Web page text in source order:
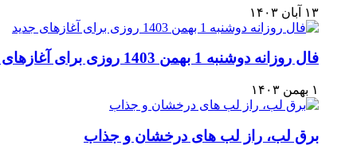
۱۳ آبان ۱۴۰۳
فال روزانه دوشنبه 1 بهمن 1403 روزی برای آغازهای جدید
۱ بهمن ۱۴۰۳
برق لب، راز لب های درخشان و جذاب